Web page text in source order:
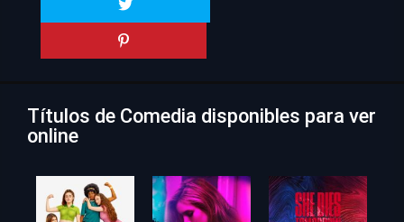
Títulos de Comedia disponibles para ver
online